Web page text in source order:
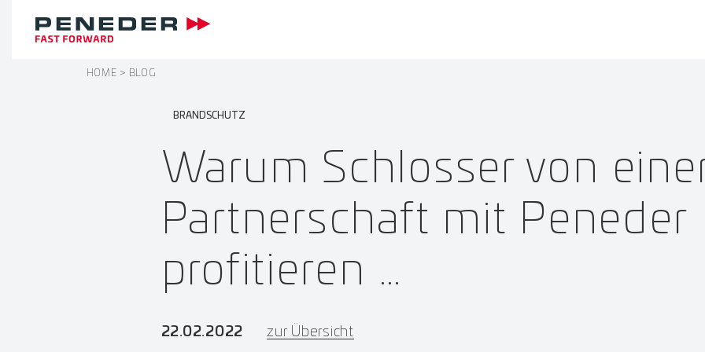
HOME BLOG
BRANDSCHUTZ
Warum Schlosser von
Partnerschaft mit Peneder
profitieren …
22.02.2022 zur Übersicht